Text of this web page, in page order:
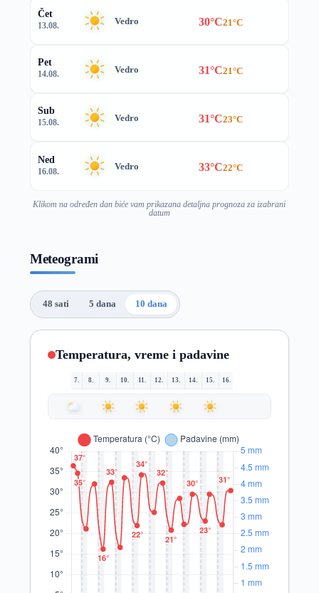
Čet
13.08. Vedro 30°C21°C
Pet
14.08. Vedro 31°C21°C
Sub
15.08. Vedro 31°C23°C
Ned
16.08. Vedro 33°C22°C
Klikom na određen dan biće vam prikazana detaljna prognoza za izabrani
datum
Meteogrami
48 sati 5 dana 10 dana
Temperatura, vreme i padavine
7. 8. 9. 10. 11. 12. 13. 14. 15. 16.